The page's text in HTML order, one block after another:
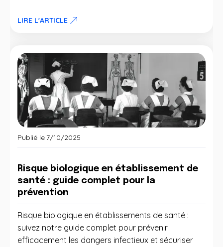
LIRE L'ARTICLE
Publié le 7/10/2025
Risque biologique en établissement de
santé : guide complet pour la
prévention
Risque biologique en établissements de santé :
suivez notre guide complet pour prévenir
efficacement les dangers infectieux et sécuriser